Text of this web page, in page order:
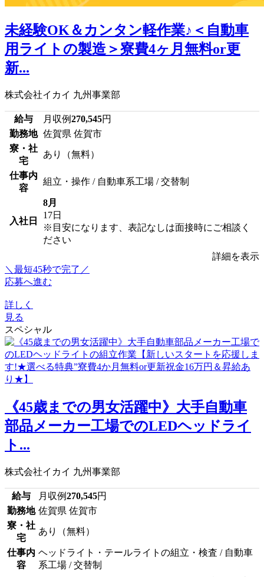
未経験OK＆カンタン軽作業♪＜自動車
用ライトの製造＞寮費4ヶ月無料or更
新...
株式会社イカイ 九州事業部
給与 月収例270,545円
勤務地 佐賀県 佐賀市
寮・社
宅
あり（無料）
仕事内
容
組立・操作 / 自動車系工場 / 交替制
入社日
8月
17日
※目安になります、表記なしは面接時にご相談く
ださい
詳細を表示
＼最短45秒で完了／
応募へ進む
詳しく
見る
スペシャル
《45歳までの男女活躍中》大手自動車
部品メーカー工場でのLEDヘッドライ
ト...
株式会社イカイ 九州事業部
給与 月収例270,545円
勤務地 佐賀県 佐賀市
寮・社
宅
あり（無料）
仕事内
容
ヘッドライト・テールライトの組立・検査 / 自動車
系工場 / 交替制